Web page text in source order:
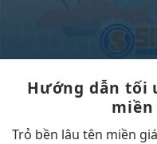
Hướng dẫn tối
Trỏ bền lâu tên miền